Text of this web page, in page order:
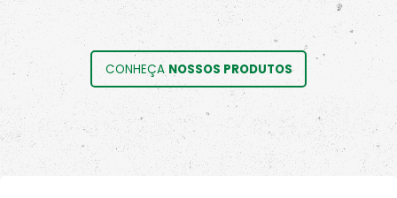
CONHEÇA NOSSOS PRODUTOS